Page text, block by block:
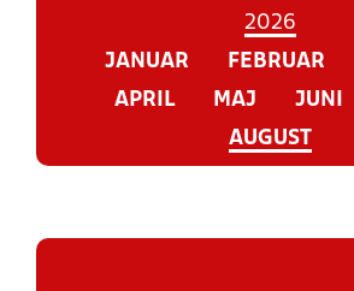
2026
JANUAR
FEBRUAR
APRIL
MAJ JUNI
AUGUST